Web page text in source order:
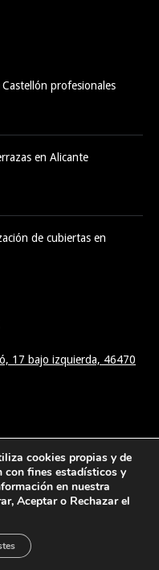
profesionales
en Alicante
de cubiertas en
17 bajo izquierda, 46470
SEO Valencia
cookies propias y de
con fines estadísticos y
en nuestra
Aceptar o Rechazar el